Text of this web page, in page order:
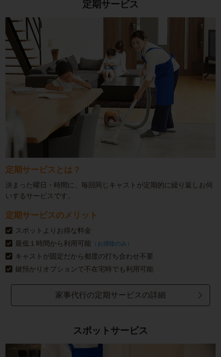
定期サービス
定期サービスとは？
決まった曜日・時間に、毎回同じキャストが定期的に繰り返しお伺
いするサービスです。
定期サービスのメリット
スポットよりお得な料金
最低１時間から利用可能 （お掃除のみ）
キャストが固定だから都度の打ち合わせ不要
鍵預かりオプションで不在宅時でも利用可能
家事代行の定期サービスの詳細
スポットサービス